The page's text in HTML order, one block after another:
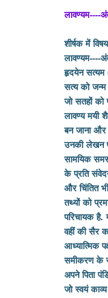
लावण्यम----
शीर्षक में
लावण्यम----
हृदयेन सत्यम
सत्य को जन्म
जो सतहों
लावण्य मयी
बन जाना और
उनकी लेखन
सामयिक
के प्रति
और चिंतित
तथ्यों को
परिचायक है.
वहीं की सैर
आध्यात्मिक
समीकरण के
अपने पिता
जो स्वयं